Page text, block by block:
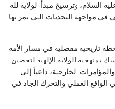
السلام، وترسيخ مبدأ الولاية لله
مواجهة التحديات التي تمر بها
تاريخية مفصلية في مسار الأمة
بمنهجية الولاية الإلهية لتحصين
الخارجية، داعياً إلى
العملي والتحرك الجاد في